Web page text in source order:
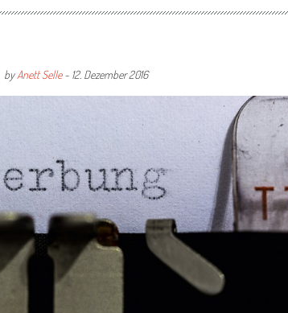
byAnett Selle- 12. Dezember 2016